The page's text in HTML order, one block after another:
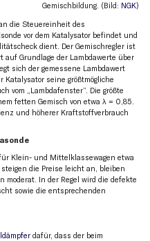
Gemischbildung. (Bild: NGK)
die Steuereinheit des
vor dem Katalysator befindet und
dient. Der Gemischregler ist
Grundlage der Lambdawerte über
sich der gemessene Lambdawert
seine größtmögliche
vom „Lambdafenster“. Die größte
fetten Gemisch von etwa λ = 0,85.
und höherer Kraftstoffverbrauch
Klein- und Mittelklassewagen etwa
die Preise leicht an, bleiben
moderat. In der Regel wird die defekte
sowie die entsprechenden
dafür, dass der beim